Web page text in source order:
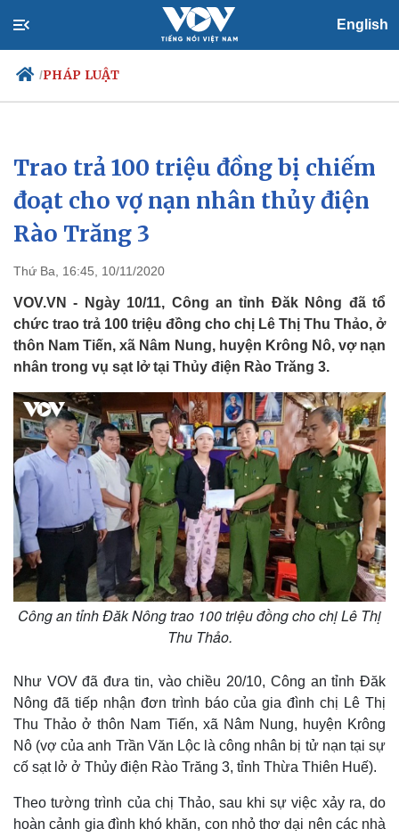
English
/PHÁP LUẬT
Chính trị
Đảng
Tổ chức nhân sự
Quốc hội
Nhận diện sự thật
Xã hội
Tin 24h
Dự báo thời tiết
Trao trả 100 triệu đồng bị chiếm
đoạt cho vợ nạn nhân thủy điện
Rào Trăng 3
Thứ Ba, 16:45, 10/11/2020
VOV.VN - Ngày 10/11, Công an tỉnh Đăk Nông đã tổ
chức trao trả 100 triệu đồng cho chị Lê Thị Thu Thảo, ở
thôn Nam Tiến, xã Nâm Nung, huyện Krông Nô, vợ nạn
nhân trong vụ sạt lở tại Thủy điện Rào Trăng 3.
Công an tỉnh Đăk Nông trao 100 triệu đồng cho chị Lê Thị
Thu Thảo.
Như VOV đã đưa tin, vào chiều 20/10, Công an tỉnh Đăk
Nông đã tiếp nhận đơn trình báo của gia đình chị Lê Thị
Thu Thảo ở thôn Nam Tiến, xã Nâm Nung, huyện Krông
Nô (vợ của anh Trần Văn Lộc là công nhân bị tử nạn tại sự
cố sạt lở ở Thủy điện Rào Trăng 3, tỉnh Thừa Thiên Huế).
Theo tường trình của chị Thảo, sau khi sự việc xảy ra, do
hoàn cảnh gia đình khó khăn, con nhỏ thơ dại nên các nhà